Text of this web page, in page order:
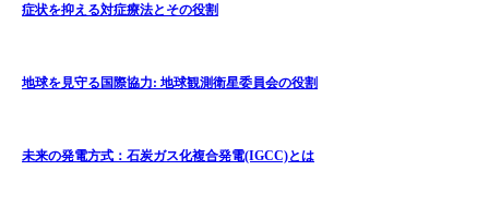
症状を抑える対症療法とその役割
地球を見守る国際協力: 地球観測衛星委員会の役割
未来の発電方式：石炭ガス化複合発電(IGCC)とは